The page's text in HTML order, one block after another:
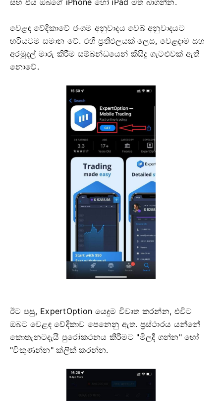
සහ එය ඔබගේ iPhone හෝ iPad මත බාගන්න.
වෙළඳ වේදිකාවේ ජංගම අනුවාදය වෙබ් අනුවාදයට
හරියටම සමාන වේ. එහි ප්‍රතිඵලයක් ලෙස, වෙළඳාම සහ
අරමුදල් මාරු කිරීම සම්බන්ධයෙන් කිසිදු ගැටළුවක් ඇති
නොවේ.
ඊට පසු, ExpertOption යෙදුම විවෘත කරන්න, එවිට
ඔබට වෙළඳ වේදිකාව පෙනෙනු ඇත. ප්‍රස්ථාරය යන්නේ
කොතැනටදැයි පුරෝකථනය කිරීමට "මිලදී ගන්න" හෝ
"විකුණන්න" ක්ලික් කරන්න.